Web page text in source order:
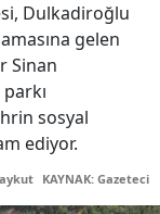
Dulkadiroğlu
gelen
Sinan
sosyal
ediyor.
KAYNAK: Gazetecin